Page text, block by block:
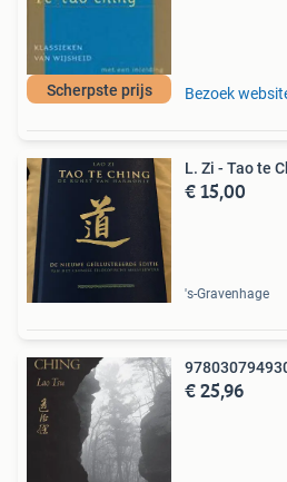
Scherpste prijs Bezoek
L. Zi - Tao te
€ 15,00
's-Gravenhage
€ 25,96